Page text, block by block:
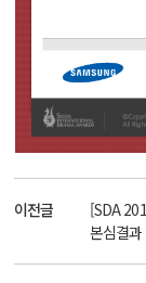
이전글
[SDA
본심결과